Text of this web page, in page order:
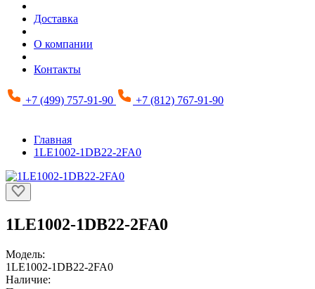
Доставка
О компании
Контакты
+7 (499) 757-91-90 +7 (812) 767-91-90
Главная
1LE1002-1DB22-2FA0
1LE1002-1DB22-2FA0
Модель:
1LE1002-1DB22-2FA0
Наличие: